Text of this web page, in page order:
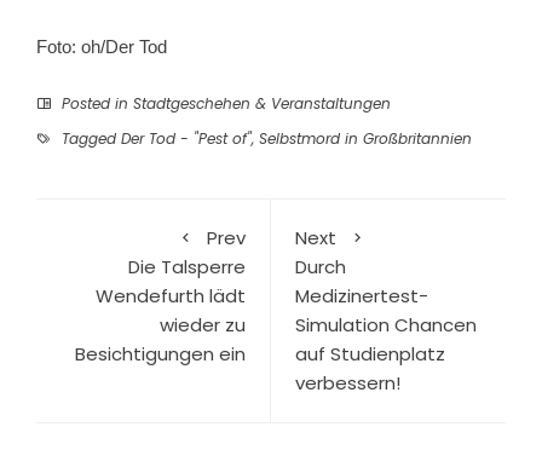
Foto: oh/Der Tod
Posted in Stadtgeschehen & Veranstaltungen
Tagged Der Tod - "Pest of", Selbstmord in Großbritannien
Prev
Die Talsperre
Wendefurth lädt
wieder zu
Besichtigungen ein
Next
Durch
Medizinertest-
Simulation Chancen
auf Studienplatz
verbessern!